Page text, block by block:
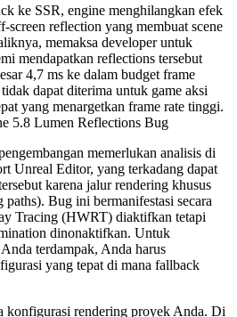
ke SSR, engine menghilangkan efek
screen reflection yang membuat scene
memaksa developer untuk
mendapatkan reflections tersebut
4,7 ms ke dalam budget frame
dapat diterima untuk game aksi
yang menargetkan frame rate tinggi.
5.8 Lumen Reflections Bug
memerlukan analisis di
Unreal Editor, yang terkadang dapat
karena jalur rendering khusus
Bug ini bermanifestasi secara
Tracing (HWRT) diaktifkan tetapi
dinonaktifkan. Untuk
terdampak, Anda harus
yang tepat di mana fallback
konfigurasi rendering proyek Anda. Di